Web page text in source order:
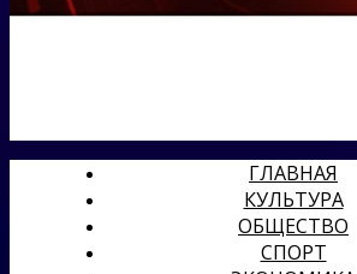
ГЛАВНАЯ
КУЛЬТУРА
ОБЩЕСТВО
СПОРТ